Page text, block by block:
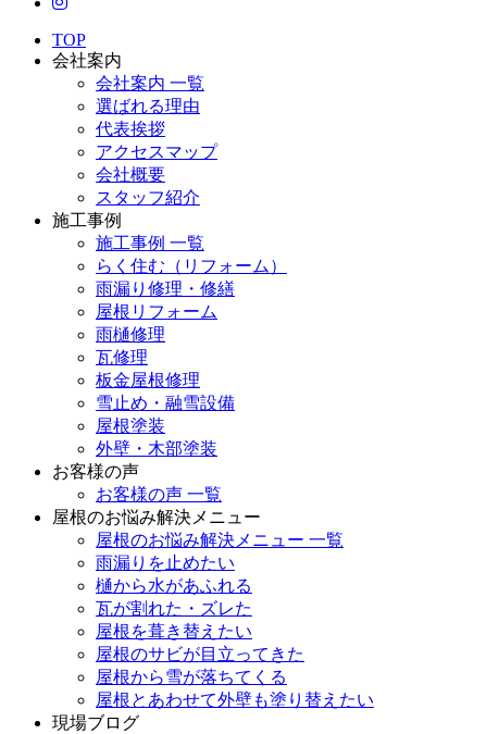
TOP
会社案内
会社案内 一覧
選ばれる理由
代表挨拶
アクセスマップ
会社概要
スタッフ紹介
施工事例
施工事例 一覧
らく住む（リフォーム）
雨漏り修理・修繕
屋根リフォーム
雨樋修理
瓦修理
板金屋根修理
雪止め・融雪設備
屋根塗装
外壁・木部塗装
お客様の声
お客様の声 一覧
屋根のお悩み解決メニュー
屋根のお悩み解決メニュー 一覧
雨漏りを止めたい
樋から水があふれる
瓦が割れた・ズレた
屋根を葺き替えたい
屋根のサビが目立ってきた
屋根から雪が落ちてくる
屋根とあわせて外壁も塗り替えたい
現場ブログ